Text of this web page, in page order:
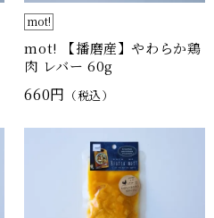
mot!
mot! 【播磨産】やわらか鶏
肉 レバー 60g
660円 （税込）